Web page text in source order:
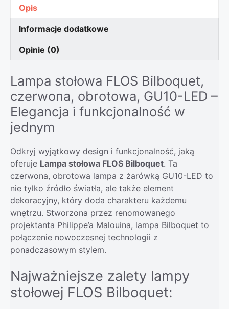
Opis
Informacje dodatkowe
Opinie (0)
Lampa stołowa FLOS Bilboquet,
czerwona, obrotowa, GU10-LED –
Elegancja i funkcjonalność w
jednym
Odkryj wyjątkowy design i funkcjonalność, jaką
oferuje Lampa stołowa FLOS Bilboquet. Ta
czerwona, obrotowa lampa z żarówką GU10-LED to
nie tylko źródło światła, ale także element
dekoracyjny, który doda charakteru każdemu
wnętrzu. Stworzona przez renomowanego
projektanta Philippe’a Malouina, lampa Bilboquet to
połączenie nowoczesnej technologii z
ponadczasowym stylem.
Najważniejsze zalety lampy
stołowej FLOS Bilboquet: